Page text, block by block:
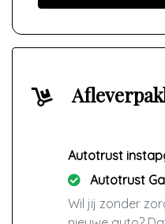
Autotrust
Autotrust
Wil jij zonder